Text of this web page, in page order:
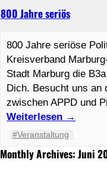
Monthly Archives: Juni
800 Jahre seriös
800 Jahre seriöse
Kreisverband
Stadt Marburg die
Dich. Besucht uns an
zwischen APPD und
Weiterlesen →
#Veranstaltung